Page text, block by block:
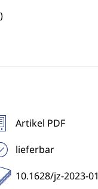
Artikel PDF
lieferbar
10.1628/jz-2023-